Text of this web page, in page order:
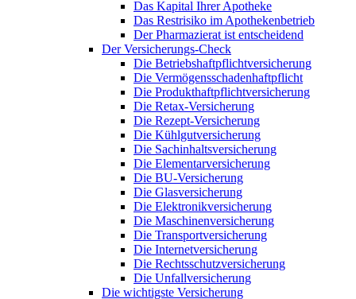
Das Kapital Ihrer Apotheke
Das Restrisiko im Apothekenbetrieb
Der Pharmazierat ist entscheidend
Der Versicherungs-Check
Die Betriebshaftpflichtversicherung
Die Vermögensschadenhaftpflicht
Die Produkthaftpflichtversicherung
Die Retax-Versicherung
Die Rezept-Versicherung
Die Kühlgutversicherung
Die Sachinhaltsversicherung
Die Elementarversicherung
Die BU-Versicherung
Die Glasversicherung
Die Elektronikversicherung
Die Maschinenversicherung
Die Transportversicherung
Die Internetversicherung
Die Rechtsschutzversicherung
Die Unfallversicherung
Die wichtigste Versicherung